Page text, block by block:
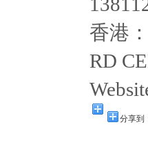
香港
RD
分享到